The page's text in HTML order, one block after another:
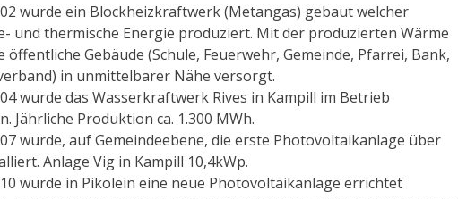
wurde ein Blockheizkraftwerk (Metangas) gebaut welcher
und thermische Energie produziert. Mit der produzierten Wärme
öffentliche Gebäude (Schule, Feuerwehr, Gemeinde, Pfarrei, Bank,
in unmittelbarer Nähe versorgt.
wurde das Wasserkraftwerk Rives in Kampill im Betrieb
Jährliche Produktion ca. 1.300 MWh.
wurde, auf Gemeindeebene, die erste Photovoltaikanlage über
Anlage Vig in Kampill 10,4kWp.
wurde in Pikolein eine neue Photovoltaikanlage errichtet